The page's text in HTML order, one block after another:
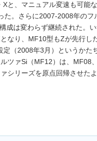
と、マニュアル変速も可能
た。さらに2007-2008年のフ
成は変わらず継続された。い
なり、MF10型もZが先行し
定（2008年3月）というかた
ツァSi（MF12）は、MF08、
シリーズを原点回帰させた